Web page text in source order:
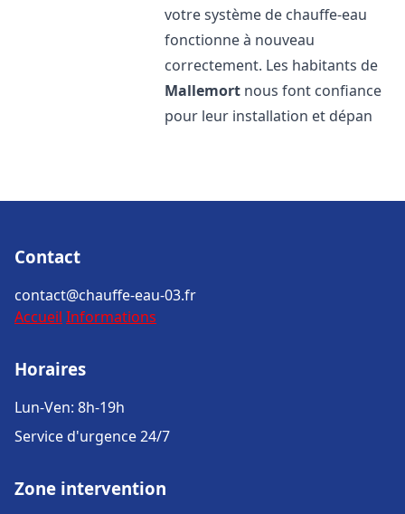
votre système de chauffe-eau
fonctionne à nouveau
correctement. Les habitants de
Mallemort nous font confiance
pour leur installation et dépan
Contact
contact@chauffe-eau-03.fr
Accueil Informations
Horaires
Lun-Ven: 8h-19h
Service d'urgence 24/7
Zone intervention